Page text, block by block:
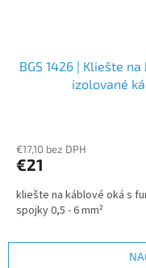
BGS 1426 | Kliešte
izolované
€17,10 bez DPH
€21
kliešte na káblové oká s
spojky 0,5 - 6 mm²